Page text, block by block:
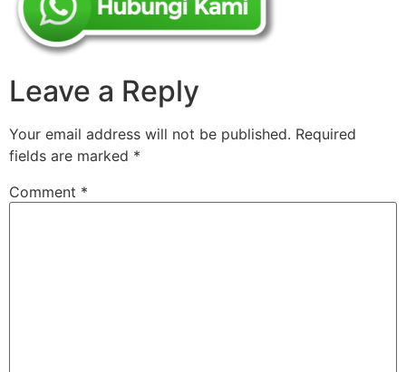
Leave a Reply
Your email address will not be published. Required
fields are marked *
Comment *